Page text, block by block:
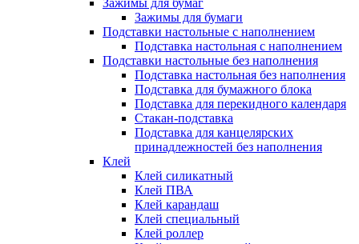
Зажимы для бумаг
Зажимы для бумаги
Подставки настольные с наполнением
Подставка настольная с наполнением
Подставки настольные без наполнения
Подставка настольная без наполнения
Подставка для бумажного блока
Подставка для перекидного календаря
Стакан-подставка
Подставка для канцелярских
принадлежностей без наполнения
Клей
Клей силикатный
Клей ПВА
Клей карандаш
Клей специальный
Клей роллер